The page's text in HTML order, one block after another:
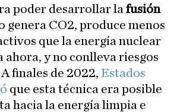
poder desarrollar la fusión
genera CO2, produce menos
que la energía nuclear
ahora, y no conlleva riesgos
finales de 2022, Estados
que esta técnica era posible
hacia la energía limpia e